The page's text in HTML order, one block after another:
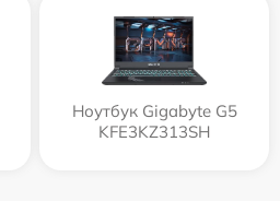
Ноутбук Gigabyte G5
KFE3KZ313SH